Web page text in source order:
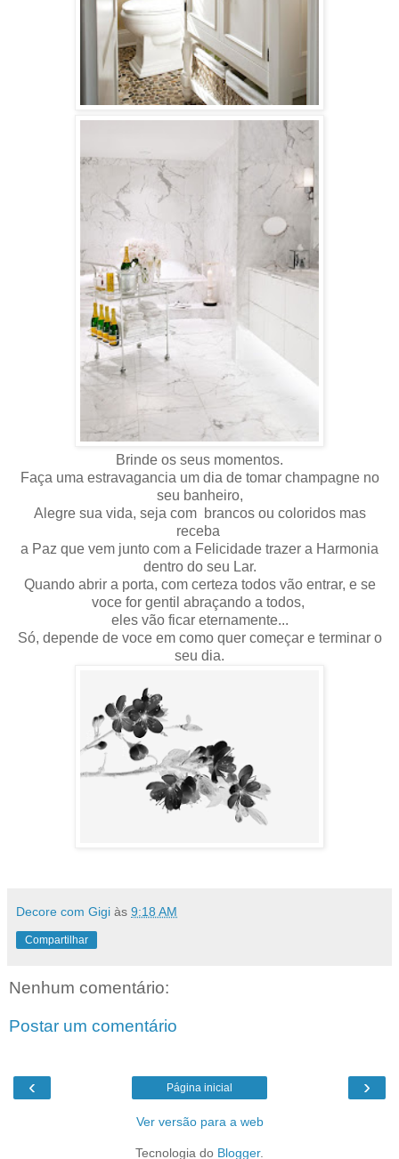
Brinde os seus momentos.
Faça uma estravagancia um dia de tomar champagne no
seu banheiro,
Alegre sua vida, seja com brancos ou coloridos mas
receba
a Paz que vem junto com a Felicidade trazer a Harmonia
dentro do seu Lar.
Quando abrir a porta, com certeza todos vão entrar, e se
voce for gentil abraçando a todos,
eles vão ficar eternamente...
Só, depende de voce em como quer começar e terminar o
seu dia.
Decore com Gigi às 9:18 AM
Compartilhar
Nenhum comentário:
Postar um comentário
‹ ›
Página inicial
Ver versão para a web
Tecnologia do Blogger.